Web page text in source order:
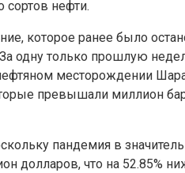
сортов нефти.
которое ранее было
За одну только прошлую
месторождении
превышали миллион
пандемия в
долларов, что на 52.85%